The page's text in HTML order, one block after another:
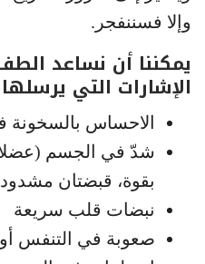
وإلا فسننفجر.
يمكننا أن نساعد
الإشارات التي
الاحساس بالسخونة
شدّ في الجسم
بقوة، قبضتان
نبضات قلب سريعة
صعوبة في التنفس